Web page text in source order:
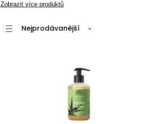
Zobrazit více produktů
Nejprodávanější